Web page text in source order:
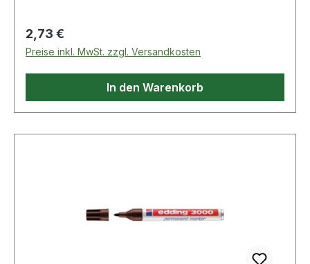
Regulärer Preis:
2,73 €
Preise inkl. MwSt. zzgl. Versandkosten
In den Warenkorb